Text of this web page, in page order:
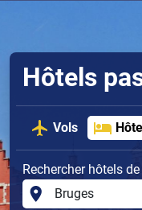
Hôtels
Vols
Rechercher hôtels de